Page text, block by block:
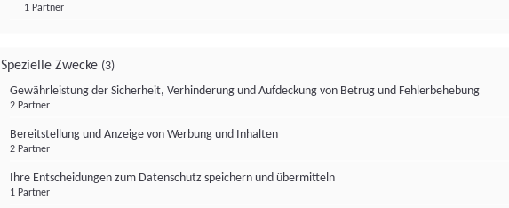
1 Partner
Spezielle Zwecke (3)
Gewährleistung der Sicherheit, Verhinderung und Aufdeckung von Betrug und Fehlerbehebung
2 Partner
Bereitstellung und Anzeige von Werbung und Inhalten
2 Partner
Ihre Entscheidungen zum Datenschutz speichern und übermitteln
1 Partner